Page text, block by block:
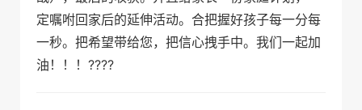
定嘱咐回家后的延伸活动。合把握好孩子每一分每
一秒。把希望带给您，把信心拽手中。我们一起加
油！！！????